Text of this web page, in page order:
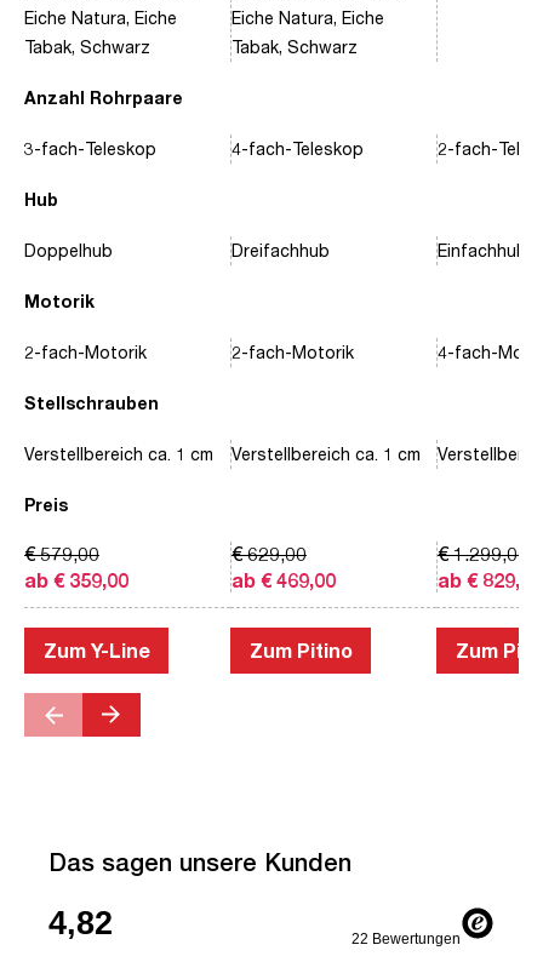
Anzahl Rohrpaare
Hub
Motorik
Stellschrauben
Preis
Eiche Natura, Eiche
Tabak, Schwarz
3-fach-Teleskop
Doppelhub
2-fach-Motorik
Verstellbereich ca. 1 cm
ab € 359,00
€ 579,00
Zum Y-Line
Eiche Natura, Eiche
Tabak, Schwarz
4-fach-Teleskop
Dreifachhub
2-fach-Motorik
Verstellbereich ca. 1 cm
ab € 469,00
€ 629,00
Zum Pitino
2-fach-
Einfachhub
4-fach-
ab € 829,00
€ 1.299,00
Zum
Das sagen unsere Kunden